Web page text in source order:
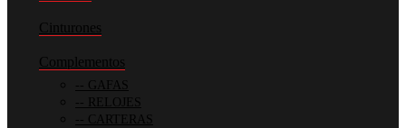
Cinturones
Complementos
GAFAS
RELOJES
CARTERAS